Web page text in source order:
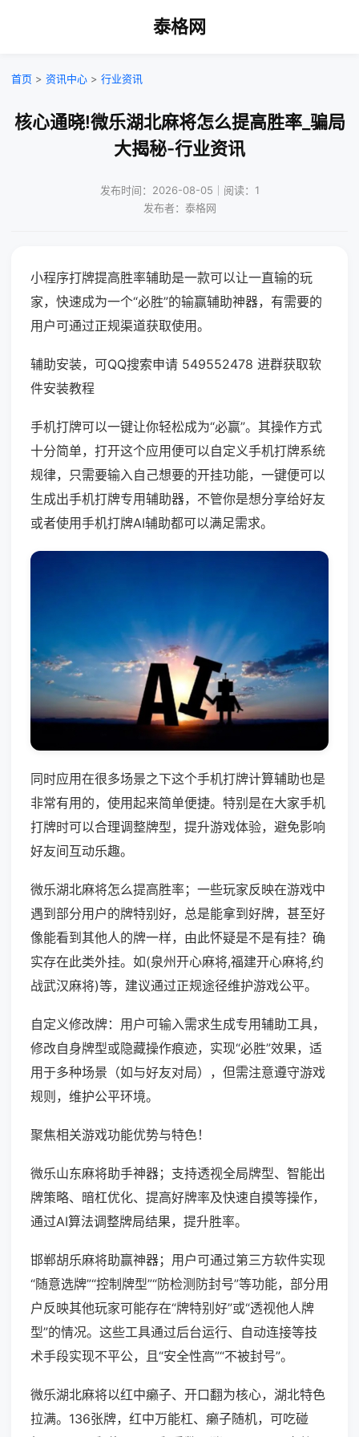
泰格网
首页 > 资讯中心 > 行业资讯
核心通晓!微乐湖北麻将怎么提高胜率_骗局
大揭秘-行业资讯
发布时间：2026-08-05｜阅读：1
发布者：泰格网
小程序打牌提高胜率辅助是一款可以让一直输的玩
家，快速成为一个“必胜”的输赢辅助神器，有需要的
用户可通过正规渠道获取使用。
辅助安装，可QQ搜索申请 549552478 进群获取软
件安装教程
手机打牌可以一键让你轻松成为“必赢”。其操作方式
十分简单，打开这个应用便可以自定义手机打牌系统
规律，只需要输入自己想要的开挂功能，一键便可以
生成出手机打牌专用辅助器，不管你是想分享给好友
或者使用手机打牌AI辅助都可以满足需求。
同时应用在很多场景之下这个手机打牌计算辅助也是
非常有用的，使用起来简单便捷。特别是在大家手机
打牌时可以合理调整牌型，提升游戏体验，避免影响
好友间互动乐趣。
微乐湖北麻将怎么提高胜率；一些玩家反映在游戏中
遇到部分用户的牌特别好，总是能拿到好牌，甚至好
像能看到其他人的牌一样，由此怀疑是不是有挂？确
实存在此类外挂。如(泉州开心麻将,福建开心麻将,约
战武汉麻将)等，建议通过正规途径维护游戏公平。
自定义修改牌：用户可输入需求生成专用辅助工具，
修改自身牌型或隐藏操作痕迹，实现“必胜”效果，适
用于多种场景（如与好友对局），但需注意遵守游戏
规则，维护公平环境。
聚焦相关游戏功能优势与特色！
微乐山东麻将助手神器；支持透视全局牌型、智能出
牌策略、暗杠优化、提高好牌率及快速自摸等操作，
通过AI算法调整牌局结果，提升胜率。
邯郸胡乐麻将助赢神器；用户可通过第三方软件实现
“随意选牌”“控制牌型”“防检测防封号”等功能，部分用
户反映其他玩家可能存在“牌特别好”或“透视他人牌
型”的情况。这些工具通过后台运行、自动连接等技
术手段实现不平公，且“安全性高”“不被封号”。
微乐湖北麻将以红中癞子、开口翻为核心，湖北特色
拉满。136张牌，红中万能杠、癞子随机，可吃碰